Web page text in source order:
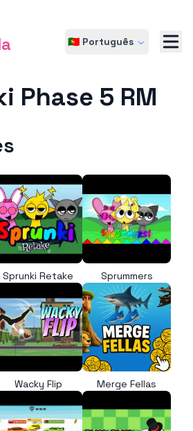
🇵🇹 Português
Phase 5 RM
Sprunki Retake Sprummers
Wacky Flip Merge Fellas